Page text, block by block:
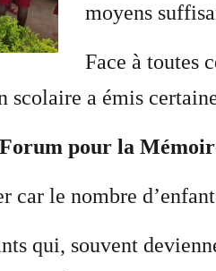
moyens
Face à toutes
scolaire a émis
pour la
le nombre
qui, souvent